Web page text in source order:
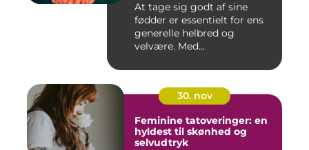
At tage sig godt af sine
fødder er essentielt for ens
generelle helbred og
velvære. Med...
30. nov
Feminine tatoveringer: en
hyldest til skønhed og
selvudtryk